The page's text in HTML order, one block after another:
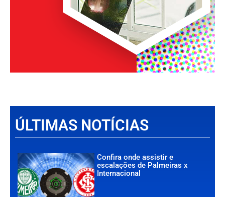
ÚLTIMAS NOTÍCIAS
Confira onde assistir e
escalações de Palmeiras x
Internacional